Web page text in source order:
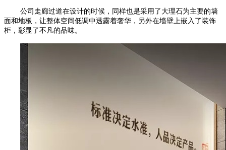
公司走廊过道在设计的时候，同样也是采用了大理石为主要的墙
面和地板，让整体空间低调中透露着奢华，另外在墙壁上嵌入了装饰
柜，彰显了不凡的品味。